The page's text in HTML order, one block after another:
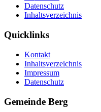
Datenschutz
Inhaltsverzeichnis
Quicklinks
Kontakt
Inhaltsverzeichnis
Impressum
Datenschutz
Gemeinde Berg